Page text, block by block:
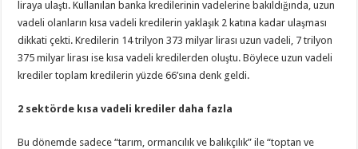
liraya ulaştı. Kullanılan banka kredilerinin vadelerine bakıldığında, uzun
vadeli olanların kısa vadeli kredilerin yaklaşık 2 katına kadar ulaşması
dikkati çekti. Kredilerin 14 trilyon 373 milyar lirası uzun vadeli, 7 trilyon
375 milyar lirası ise kısa vadeli kredilerden oluştu. Böylece uzun vadeli
krediler toplam kredilerin yüzde 66’sına denk geldi.
2 sektörde kısa vadeli krediler daha fazla
Bu dönemde sadece “tarım, ormancılık ve balıkçılık” ile “toptan ve